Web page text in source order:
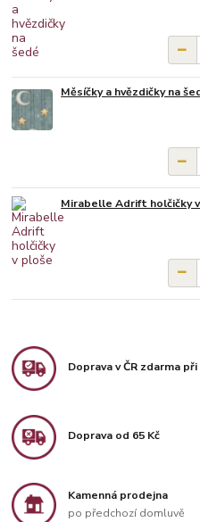
Měsíčky a hvězdičky na
Mirabelle Adrift holčičky
Doprava v ČR zdarma
Doprava od 65 Kč
Kamenná prodejna
po předchozí domluvě